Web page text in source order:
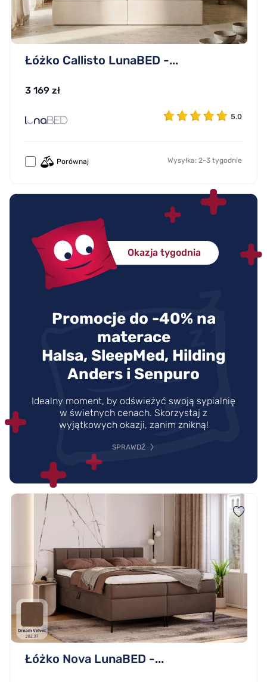
Łóżko Callisto LunaBED -...
3 169 zł
5.0
Porównaj Wysyłka: 2-3 tygodnie
Okazja tygodnia
Promocje do -40% na
materace
Halsa, SleepMed, Hilding
Anders i Senpuro
Idealny moment, by odświeżyć swoją sypialnię
w świetnych cenach. Skorzystaj z
wyjątkowych okazji, zanim znikną!
SPRAWDŹ
Łóżko Nova LunaBED -...